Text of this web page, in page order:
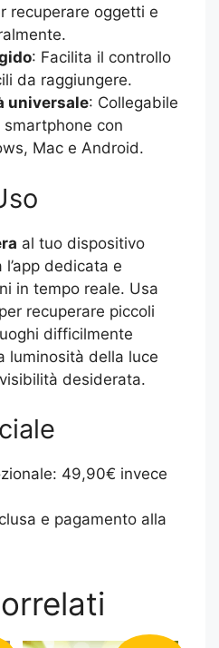
recuperare oggetti e
: Facilita il controllo
da raggiungere.
universale: Collegabile
con
Mac e Android.
al tuo dispositivo
dedicata e
in tempo reale. Usa
recuperare piccoli
difficilmente
luminosità della luce
desiderata.
49,90€ invece
e pagamento alla